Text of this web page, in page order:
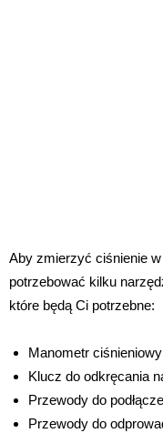
Aby zmierzyć ciśnienie
potrzebować kilku
które będą Ci potrzebne:
Manometr ciśnieniowy
Klucz do odkręcania
Przewody do
Przewody do